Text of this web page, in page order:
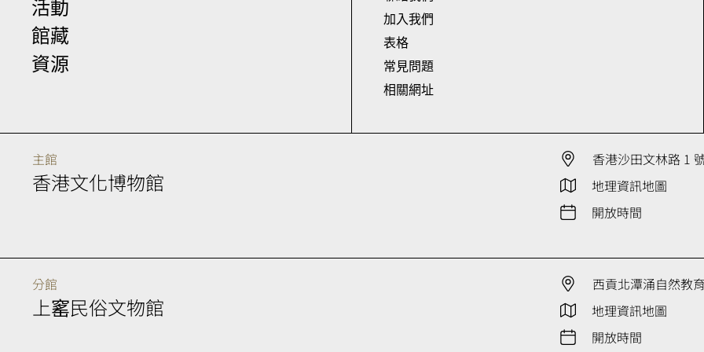
活動
館藏
資源
加入我們
表格
常見問題
相關網址
主館
香港文化博物館
香港沙田文林路 1
地理資訊地圖
開放時間
分館
上窰民俗文物館
西貢北潭涌自然教
地理資訊地圖
開放時間